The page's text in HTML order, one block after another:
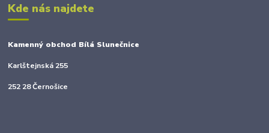
Kde nás najdete
Kamenný obchod Bílá Slunečnice
Karlštejnská 255
252 28 Černošice